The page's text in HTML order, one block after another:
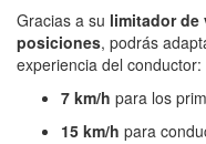
Gracias a su limitador de
posiciones, podrás
experiencia del conductor:
7 km/h para los
15 km/h para